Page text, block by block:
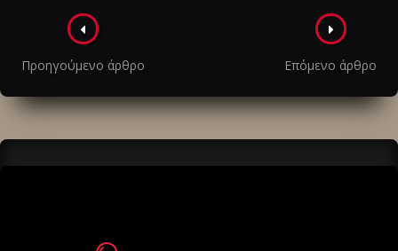
Πλοήγηση
στα
άρθρα
Προηγούμενο άρθρο Επόμενο άρθρο